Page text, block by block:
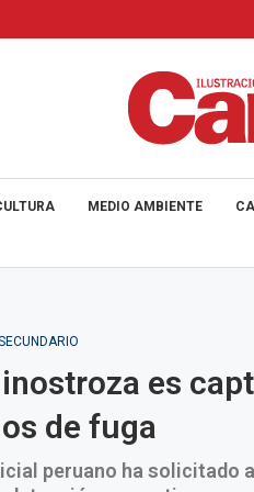
MEDIO AMBIENTE
es
de fuga
peruano ha solicitado